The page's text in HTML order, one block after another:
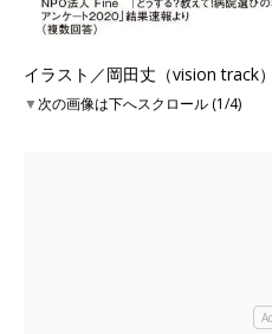
イラスト／岡田丈（vision track）
▼次の画像は下へスクロール (1/4)